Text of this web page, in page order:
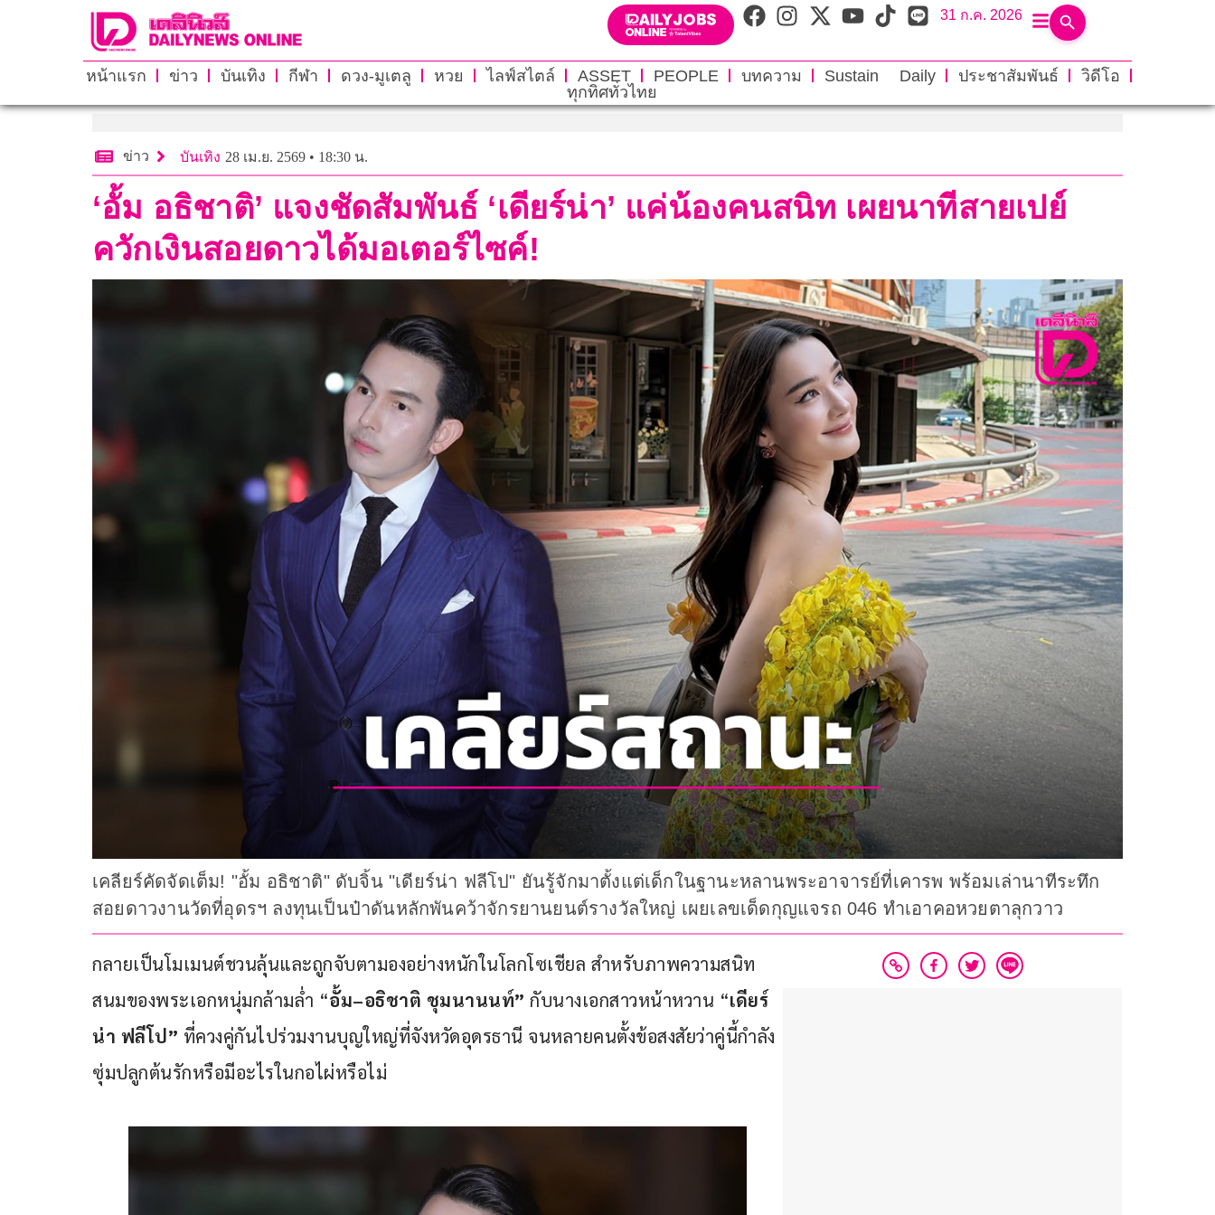
31 ก.ค. 2026
หน้าแรก ข่าว บันเทิง กีฬา ดวง-มูเตลู หวย ไลฟ์สไตล์ ASSET PEOPLE บทความ Sustain Daily ประชาสัมพันธ์
วิดีโอ
ทุกทิศทั่วไทย
ข่าว บันเทิง 28 เม.ย. 2569 • 18:30 น.
‘อั้ม อธิชาติ’ แจงชัดสัมพันธ์ ‘เดียร์น่า’ แค่น้องคนสนิท เผยนาทีสายเปย์
ควักเงินสอยดาวได้มอเตอร์ไซค์!
เคลียร์คัดจัดเต็ม! "อั้ม อธิชาติ" ดับจิ้น "เดียร์น่า ฟลีโป" ยันรู้จักมาตั้งแต่เด็กในฐานะหลานพระอาจารย์ที่เคารพ พร้อมเล่านาทีระทึก
สอยดาวงานวัดที่อุดรฯ ลงทุนเป็นป๋าดันหลักพันคว้าจักรยานยนต์รางวัลใหญ่ เผยเลขเด็ดกุญแจรถ 046 ทำเอาคอหวยตาลุกวาว
กลายเป็นโมเมนต์ชวนลุ้นและถูกจับตามองอย่างหนักในโลกโซเชียล สำหรับภาพความสนิท
สนมของพระเอกหนุ่มกล้ามล่ำ “อั้ม–อธิชาติ ชุมนานนท์” กับนางเอกสาวหน้าหวาน “เดียร์
น่า ฟลีโป” ที่ควงคู่กันไปร่วมงานบุญใหญ่ที่จังหวัดอุดรธานี จนหลายคนตั้งข้อสงสัยว่าคู่นี้กำลัง
ซุ่มปลูกต้นรักหรือมีอะไรในกอไผ่หรือไม่